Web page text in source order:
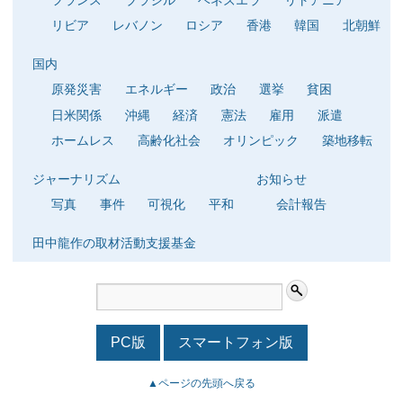
リビア
レバノン ロシア 香港 韓国 北朝鮮
国内
原発災害
エネルギー 政治 選挙
貧困
日米関係
沖縄 経済 憲法 雇用
派遣
ホームレス
高齢化社会 オリンピック 築地移転
ジャーナリズム
写真
事件 可視化 平和
お知らせ
会計報告
田中龍作の取材活動支援基金
PC版 スマートフォン版
▲ページの先頭へ戻る